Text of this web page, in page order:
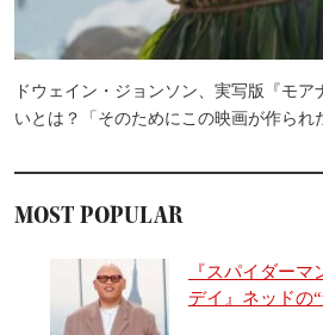
ドウェイン・ジョンソン、実写版『モ
いとは？「そのためにこの映画が作られ
MOST POPULAR
『スパイダーマ
デイ』ネッドの